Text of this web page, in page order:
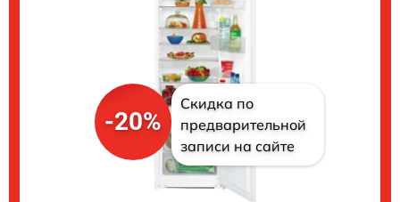
-20%
Скидка по
предварительной
записи на сайте